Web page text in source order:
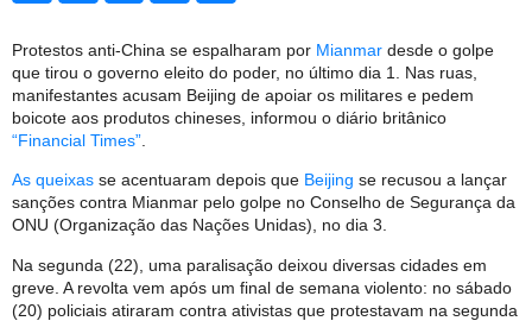
Protestos anti-China se espalharam por Mianmar desde o golpe
que tirou o governo eleito do poder, no último dia 1. Nas ruas,
manifestantes acusam Beijing de apoiar os militares e pedem
boicote aos produtos chineses, informou o diário britânico
“Financial Times”
As queixas se acentuaram depois que Beijing se recusou a lançar
sanções contra Mianmar pelo golpe no Conselho de Segurança da
ONU (Organização das Nações Unidas), no dia 3.
Na segunda (22), uma paralisação deixou diversas cidades em
greve. A revolta vem após um final de semana violento: no sábado
(20) policiais atiraram contra ativistas que protestavam na segunda